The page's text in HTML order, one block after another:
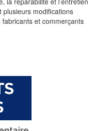
modifications
et commerçants